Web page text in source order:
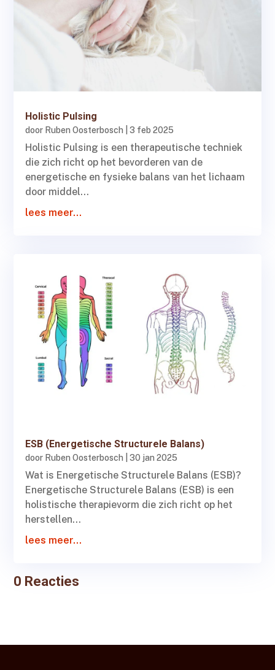
Holistic Pulsing
door Ruben Oosterbosch |3 feb 2025
Holistic Pulsing is een therapeutische techniek
die zich richt op het bevorderen van de
energetische en fysieke balans van het lichaam
door middel...
lees meer...
ESB (Energetische Structurele Balans)
door Ruben Oosterbosch |30 jan 2025
Wat is Energetische Structurele Balans (ESB)?
Energetische Structurele Balans (ESB) is een
holistische therapievorm die zich richt op het
herstellen...
lees meer...
0 Reacties